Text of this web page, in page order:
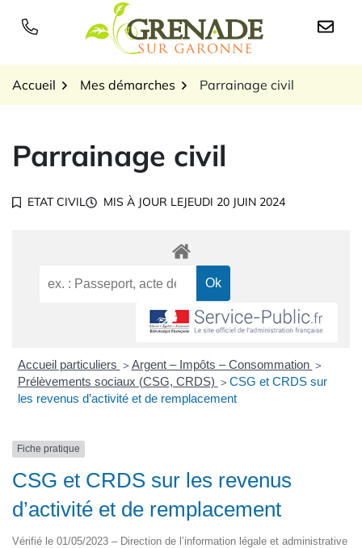
Logo Grenade sur
Accueil Mes démarches Parrainage civil
Parrainage civil
ETAT CIVIL MIS À JOUR LEJEUDI 20 JUIN 2024
Accueil particuliers > Argent – Impôts – Consommation >
Prélèvements sociaux (CSG, CRDS) > CSG et CRDS sur
les revenus d’activité et de remplacement
Fiche pratique
CSG et CRDS sur les revenus
d’activité et de remplacement
Vérifié le 01/05/2023 – Direction de l’information légale et administrative